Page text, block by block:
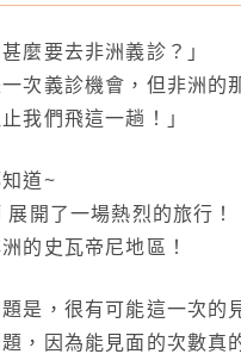
麼要去非洲義診？」
一次義診機會，但非洲
我們飛這一趟！」
道~
開了一場熱烈的旅行！
的史瓦帝尼地區！
是，很有可能這一次
，因為能見面的次數